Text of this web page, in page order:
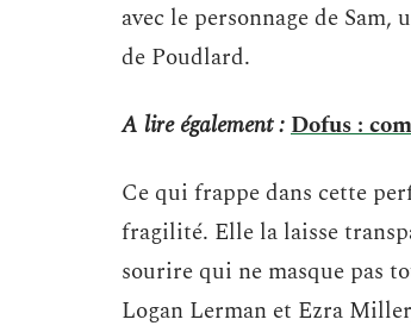
avec le personnage de Sam,
de Poudlard.
A lire également :Dofus :
Ce qui frappe dans cette
fragilité. Elle la laisse
sourire qui ne masque pas
Logan Lerman et Ezra